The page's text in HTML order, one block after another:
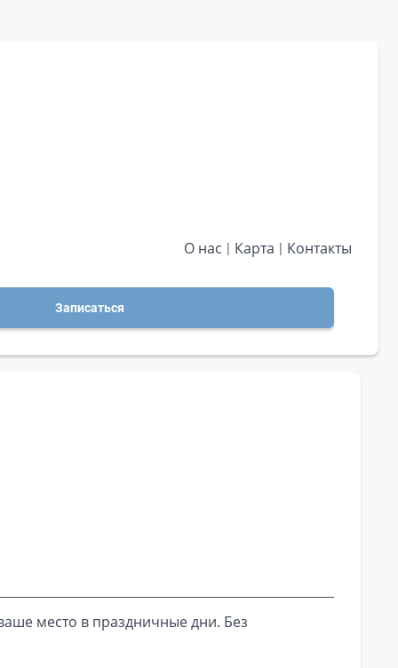
О нас Карта Контакты
Записаться
место в праздничные дни. Без